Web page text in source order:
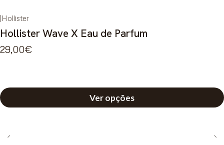
|Hollister
Hollister Wave X Eau de Parfum
29,00€
Ver opções